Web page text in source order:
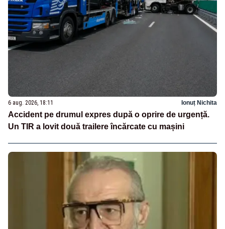
6 aug. 2026, 18:11 Ionuț Nichita
Accident pe drumul expres după o oprire de urgență.
Un TIR a lovit două trailere încărcate cu mașini